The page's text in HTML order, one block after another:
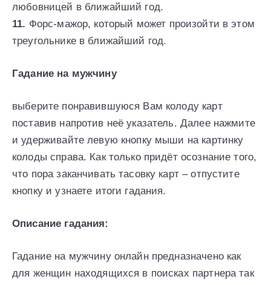
любовницей в ближайший год.
11. Форс-мажор, который может произойти в этом
треугольнике в ближайший год.
Гадание на мужчину
выберите понравившуюся Вам колоду карт
поставив напротив неё указатель. Далее нажмите
и удерживайте левую кнопку мыши на картинку
колоды справа. Как только придёт осознание того,
что пора заканчивать тасовку карт – отпустите
кнопку и узнаете итоги гадания.
Описание гадания:
Гадание на мужчину онлайн предназначено как
для женщин находящихся в поисках партнера так